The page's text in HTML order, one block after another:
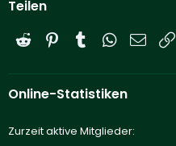
Teilen
Reddit PinterestTumblrWhatsApp
E-Mail
Online-Statistiken
Zurzeit aktive Mitglieder